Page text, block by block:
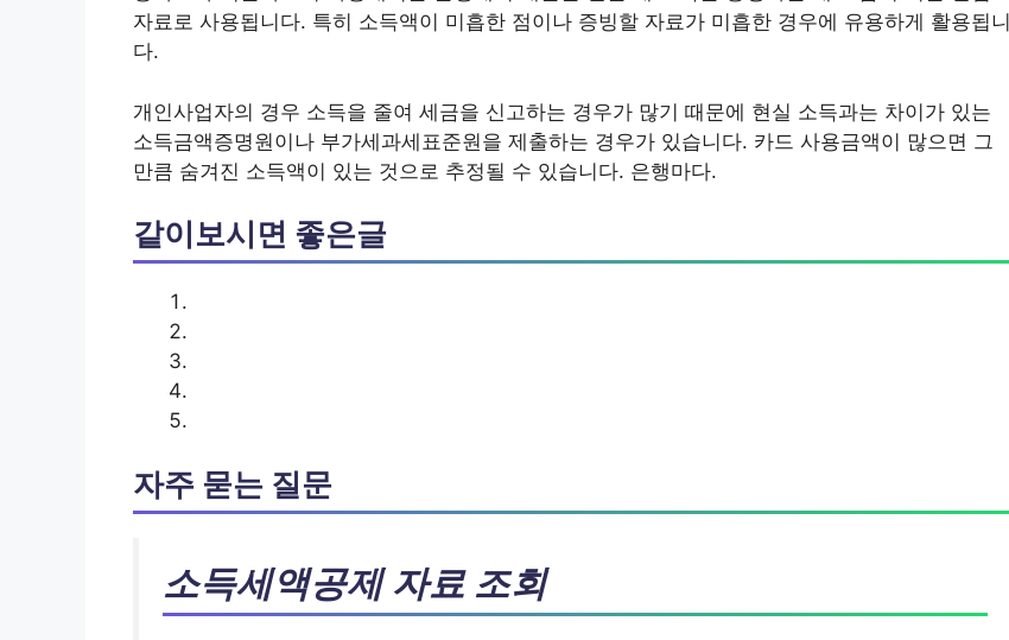
자료로 사용됩니다. 특히 소득액이 미흡한 점이나 증빙할 자료가 미흡한 경우에 유용하게 활용됩니
다.
개인사업자의 경우 소득을 줄여 세금을 신고하는 경우가 많기 때문에 현실 소득과는 차이가 있는
소득금액증명원이나 부가세과세표준원을 제출하는 경우가 있습니다. 카드 사용금액이 많으면 그
만큼 숨겨진 소득액이 있는 것으로 추정될 수 있습니다. 은행마다.
같이보시면 좋은글
자주 묻는 질문
소득세액공제 자료 조회